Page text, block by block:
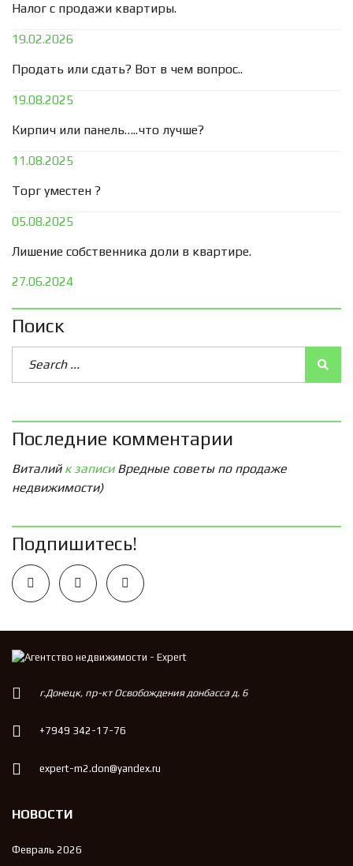
Налог с продажи квартиры.
19.02.2026
Продать или сдать? Вот в чем вопрос..
19.08.2025
Кирпич или панель…..что лучше?
11.08.2025
Торг уместен ?
05.08.2025
Лишение собственника доли в квартире.
27.06.2024
Поиск
Последние комментарии
Виталийк записи Вредные советы по продаже
недвижимости)
Подпишитесь!
г.Донецк, пр-кт Освобождения донбасса д. 6
+7949 342-17-76
expert-m2.don@yandex.ru
НОВОСТИ
Февраль 2026